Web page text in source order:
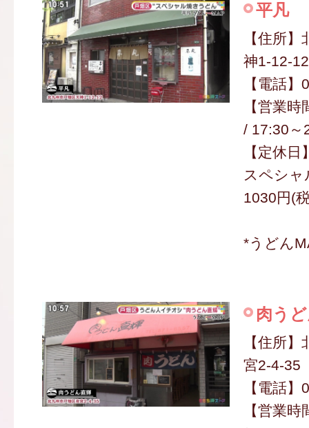
平凡
【住所
神1-12-12
【電話
【営業
/ 17:30～
【定休日
スペシ
1030円(
*うどん
肉う
【住所
宮2-4-35
【電話
【営業